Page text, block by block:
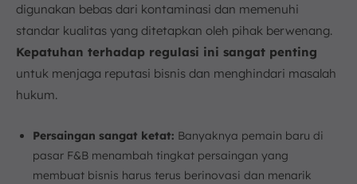
digunakan bebas dari kontaminasi dan memenuhi
standar kualitas yang ditetapkan oleh pihak berwenang.
Kepatuhan terhadap regulasi ini sangat penting
untuk menjaga reputasi bisnis dan menghindari masalah
hukum.
Persaingan sangat ketat: Banyaknya pemain baru di
pasar F&B menambah tingkat persaingan yang
membuat bisnis harus terus berinovasi dan menarik